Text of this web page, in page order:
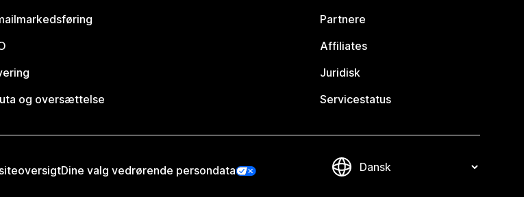
og oversættelse
Partnere
Affiliates
Juridisk
Servicestatus
Dine valg vedrørende persondata